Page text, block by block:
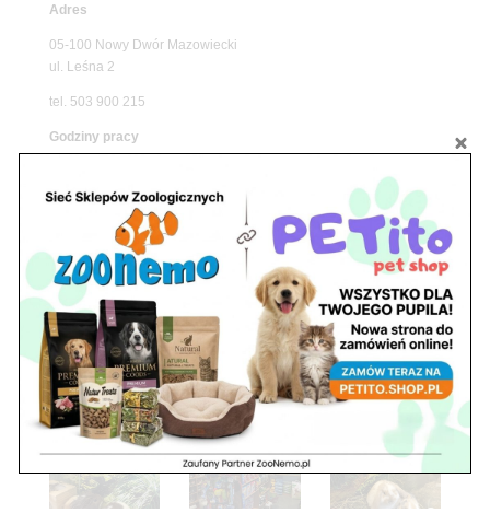
Adres
05-100 Nowy Dwór Mazowiecki
ul. Leśna 2
tel. 503 900 215
Godziny pracy
sob. 8.00 – 15.00
niedz. zamknięte